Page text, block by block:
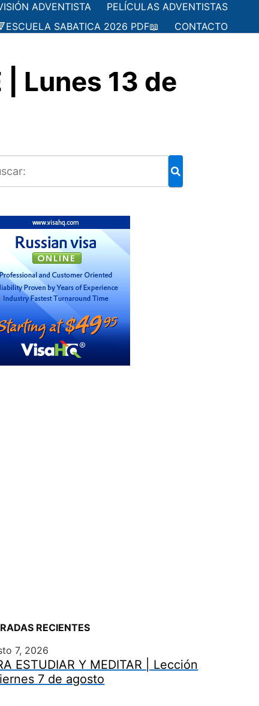
ADVENTISTA
PELÍCULAS ADVENTISTAS
SABATICA 2026 PDF📖 CONTACTO
| Lunes 13 de
RECIENTES
7, 2026
ESTUDIAR Y MEDITAR | Lección
7 de agosto